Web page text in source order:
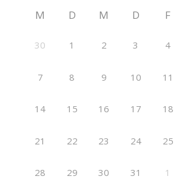
M D M D F
30 1 2 3 4
7 8 9 10 11
14 15 16 17 18
21 22 23 24 25
28 29 30 31 1